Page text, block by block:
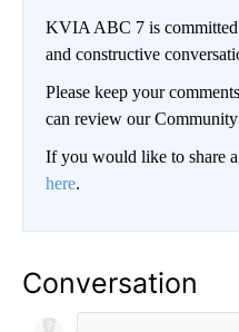
KVIA ABC 7 is
and constructive
Please keep your
can review our
If you would like to share
here.
Conversation